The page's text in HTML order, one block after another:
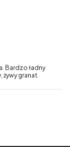
Bardzo ładny
granat.